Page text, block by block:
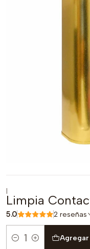
|
Limpia
5.0 2 reseñas
Cantidad